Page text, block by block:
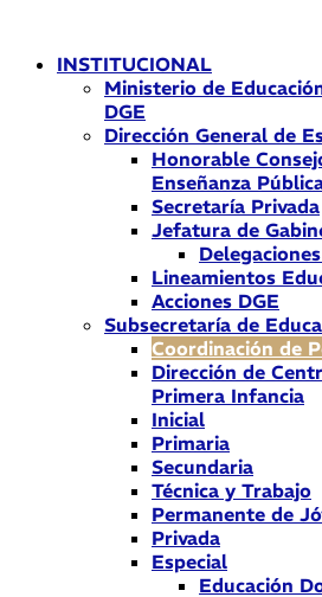
contenidoINSTITUCIONAL
Ministerio de
DGE
Dirección General de
Honorable
Enseñanza
Secretaría Privada
Jefatura de
Lineamientos
Acciones DGE
Subsecretaría de
Coordinación de
Dirección de
Primera Infancia
Inicial
Primaria
Secundaria
Técnica y Trabajo
Permanente de
Privada
Especial
Educación